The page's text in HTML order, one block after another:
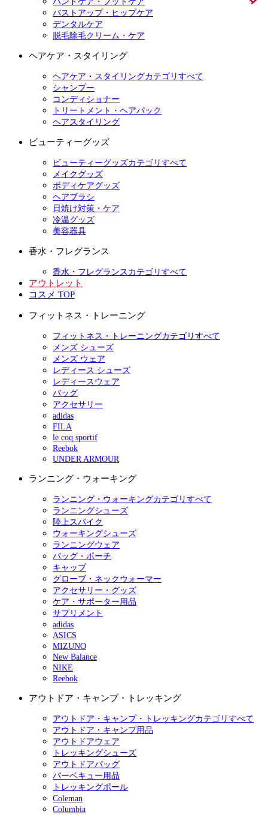
バストアップ・ヒップケア
デンタルケア
脱毛除毛クリーム・ケア
ヘアケア・スタイリング
ヘアケア・スタイリングカテゴリすべて
シャンプー
コンディショナー
トリートメント・ヘアパック
ヘアスタイリング
ビューティーグッズ
ビューティーグッズカテゴリすべて
メイクグッズ
ボディケアグッズ
ヘアブラシ
日焼け対策・ケア
冷温グッズ
美容器具
香水・フレグランス
香水・フレグランスカテゴリすべて
アウトレット
コスメ TOP
フィットネス・トレーニング
フィットネス・トレーニングカテゴリすべて
メンズ シューズ
メンズ ウェア
レディース シューズ
レディースウェア
バッグ
アクセサリー
adidas
FILA
le coq sportif
Reebok
UNDER ARMOUR
ランニング・ウォーキング
ランニング・ウォーキングカテゴリすべて
ランニングシューズ
陸上スパイク
ウォーキングシューズ
ランニングウェア
バッグ・ポーチ
キャップ
グローブ・ネックウォーマー
アクセサリー・グッズ
ケア・サポーター用品
サプリメント
adidas
ASICS
MIZUNO
New Balance
NIKE
Reebok
アウトドア・キャンプ・トレッキング
アウトドア・キャンプ・トレッキングカテゴリすべて
アウトドア・キャンプ用品
アウトドアウェア
トレッキングシューズ
アウトドアバッグ
バーベキュー用品
トレッキングポール
Coleman
Columbia